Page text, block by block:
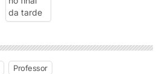
Professor